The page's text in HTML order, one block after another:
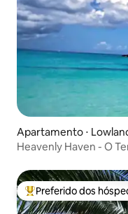
Apartamento ⋅
Heavenly Haven - O
Entre os melhores
Preferido dos